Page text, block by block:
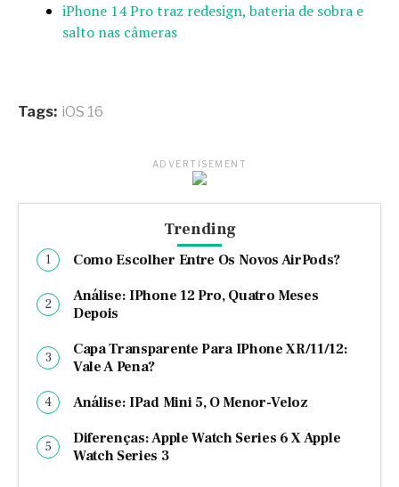
iPhone 14 Pro traz redesign, bateria de sobra e
salto nas câmeras
Tags: iOS 16
ADVERTISEMENT
Trending
Como Escolher Entre Os Novos AirPods?
Análise: IPhone 12 Pro, Quatro Meses
Depois
Capa Transparente Para IPhone XR/11/12:
Vale A Pena?
Análise: IPad Mini 5, O Menor-Veloz
Diferenças: Apple Watch Series 6 X Apple
Watch Series 3